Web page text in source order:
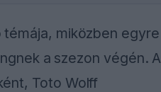
miközben egyre
a szezon végén. A
Toto Wolff